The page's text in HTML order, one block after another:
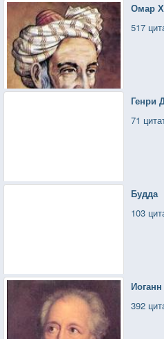
Омар
517
Генри
71
Будда
103
392